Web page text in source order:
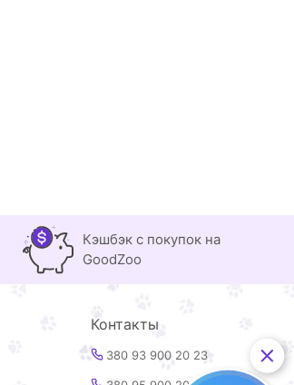
Кэшбэк с покупок на
GoodZoo
Контакты
380 93 900 20 23